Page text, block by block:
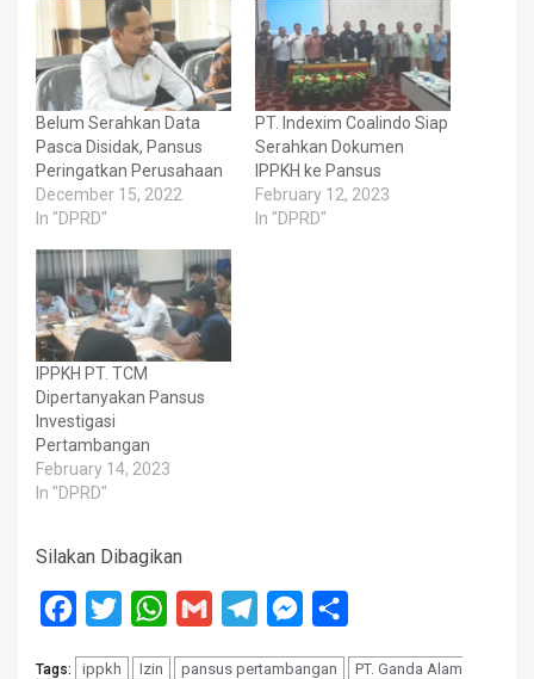
Belum Serahkan Data
Pasca Disidak, Pansus
Peringatkan Perusahaan
December 15, 2022
In "DPRD"
PT. Indexim Coalindo Siap
Serahkan Dokumen
IPPKH ke Pansus
February 12, 2023
In "DPRD"
IPPKH PT. TCM
Dipertanyakan Pansus
Investigasi
Pertambangan
February 14, 2023
In "DPRD"
Silakan Dibagikan
Facebook
Twitter WhatsApp
Gmail TelegramMessenger
Tags: ippkh Izin pansus pertambangan
PT. Ganda Alam